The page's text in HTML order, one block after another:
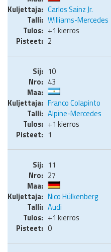
Carlos Sainz Jr.
Williams-Mercedes
+1 kierros
2
10
43
Franco Colapinto
Alpine-Mercedes
+1 kierros
1
11
27
Nico Hülkenberg
Audi
+1 kierros
0